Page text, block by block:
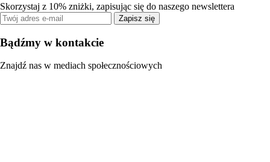
Skorzystaj z 10% zniżki, zapisując się do naszego newslettera
Zapisz się
Bądźmy w kontakcie
Znajdź nas w mediach społecznościowych